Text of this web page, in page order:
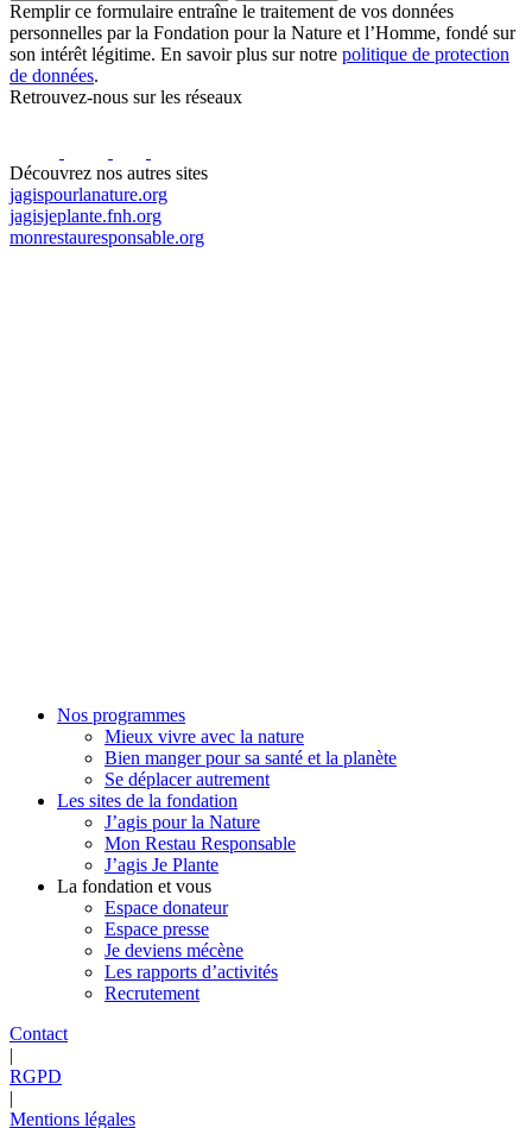
Remplir ce formulaire entraîne le traitement de vos données
personnelles par la Fondation pour la Nature et l’Homme, fondé sur
son intérêt légitime. En savoir plus sur notre politique de protection
de données.
Retrouvez-nous sur les réseaux
Découvrez nos autres sites
jagispourlanature.org
jagisjeplante.fnh.org
monrestauresponsable.org
Nos programmes
Mieux vivre avec la nature
Bien manger pour sa santé et la planète
Se déplacer autrement
Les sites de la fondation
J’agis pour la Nature
Mon Restau Responsable
J’agis Je Plante
La fondation et vous
Espace donateur
Espace presse
Je deviens mécène
Les rapports d’activités
Recrutement
Contact
RGPD
Mentions légales